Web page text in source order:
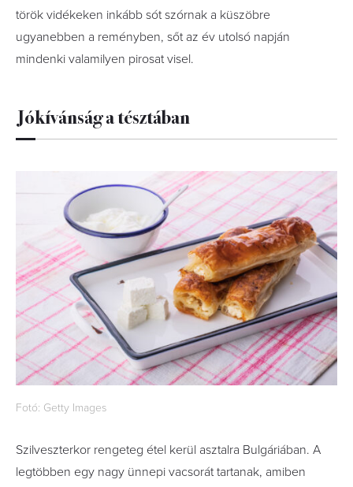
török vidékeken inkább sót szórnak a küszöbre
ugyanebben a reményben, sőt az év utolsó napján
mindenki valamilyen pirosat visel.
Jókívánság a tésztában
Fotó: Getty Images
Szilveszterkor rengeteg étel kerül asztalra Bulgáriában. A
legtöbben egy nagy ünnepi vacsorát tartanak, amiben